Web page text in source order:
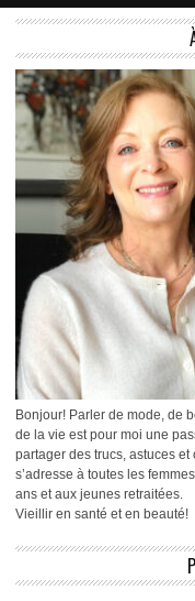
Bonjour! Parler de mode, de
de la vie est pour moi une
partager des trucs, astuces
s’adresse à toutes les
ans et aux jeunes retraitées.
Vieillir en santé et en beauté!